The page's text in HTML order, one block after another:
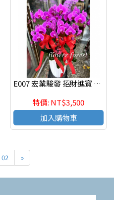
E007 宏業駿發 招財進寶 蘭花組合盆栽 喬遷之喜 榮陞誌喜盆栽
特價: NT$3,500
加入購物車
02 »